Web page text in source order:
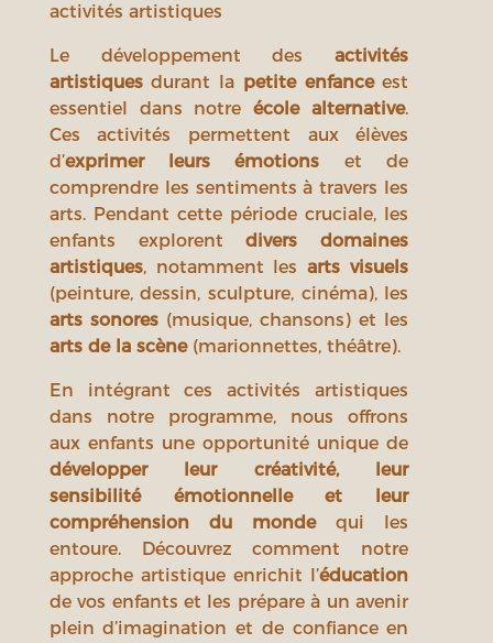
activités artistiques
Le développement desactivités
artistiquesdurant la petite enfanceest
essentiel dans notre école alternative.
Ces activités permettent aux élèves
d’exprimer leurs émotions et de
comprendre les sentiments à travers les
arts. Pendant cette période cruciale, les
enfants explorentdivers domaines
artistiques, notamment lesarts visuels
(peinture, dessin, sculpture, cinéma), les
arts sonores(musique, chansons) et les
arts de la scène(marionnettes, théâtre).
En intégrant ces activités artistiques
dans notre programme, nous offrons
aux enfants une opportunité unique de
développer leur créativité, leur
sensibilité émotionnelle et leur
compréhension du mondequi les
entoure. Découvrez comment notre
approche artistique enrichit l’éducation
de vos enfants et les prépare à un avenir
plein d’imagination et de confiance en